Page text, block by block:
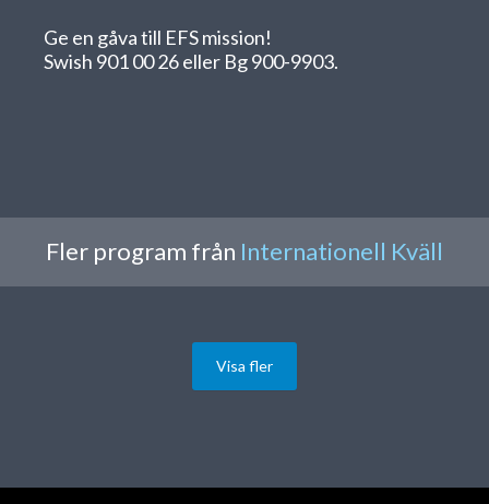
Ge en gåva till EFS mission!
Swish 901 00 26 eller Bg 900-9903.
Fler program från Internationell Kväll
Visa fler